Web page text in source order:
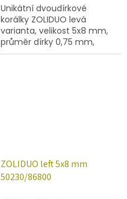
Unikátní dvoudírkové
korálky ZOLIDUO levá
varianta, velikost 5x8 mm,
průměr dírky 0,75 mm,
obsah balení 20 ks nebo
ZOLIDUO left 5x8 mm
50230/86800